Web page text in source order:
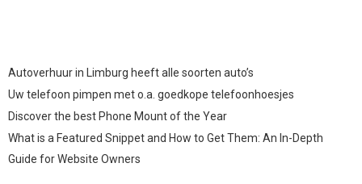
Autoverhuur in Limburg heeft alle soorten auto’s
Uw telefoon pimpen met o.a. goedkope telefoonhoesjes
Discover the best Phone Mount of the Year
What is a Featured Snippet and How to Get Them: An In-Depth
Guide for Website Owners